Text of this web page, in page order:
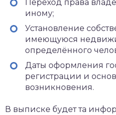
Переход права
иному;
Установление
имеющуюся
определённого
Даты оформления
регистрации и
возникновения.
В выписке будет та